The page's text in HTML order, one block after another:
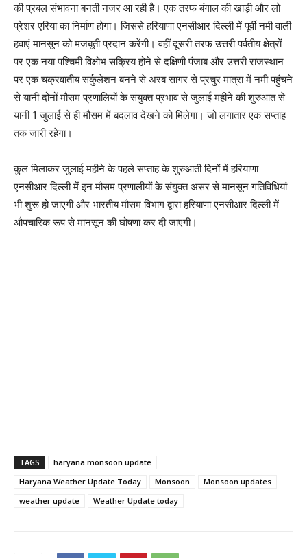
की प्रबल संभावना बनती नजर आ रही है। एक तरफ बंगाल की खाड़ी और लो
प्रेशर एरिया का निर्माण होगा। जिससे हरियाणा एनसीआर दिल्ली में पूर्वी नमी वाली
हवाएं मानसून को मजबूती प्रदान करेंगी। वहीं दूसरी तरफ उत्तरी पर्वतीय क्षेत्रों
पर एक नया पश्चिमी विक्षोभ सक्रिय होने से दक्षिणी पंजाब और उत्तरी राजस्थान
पर एक चक्रवातीय सर्कुलेशन बनने से अरब सागर से प्रचुर मात्रा में नमी पहुंचने
से यानी दोनों मौसम प्रणालियों के संयुक्त प्रभाव से जुलाई महीने की शुरुआत से
यानी 1 जुलाई से ही मौसम में बदलाव देखने को मिलेगा। जो लगातार एक सप्ताह
तक जारी रहेगा।
कुल मिलाकर जुलाई महीने के पहले सप्ताह के शुरुआती दिनों में हरियाणा
एनसीआर दिल्ली में इन मौसम प्रणालीयों के संयुक्त असर से मानसून गतिविधियां
भी शुरू हो जाएगी और भारतीय मौसम विभाग द्वारा हरियाणा एनसीआर दिल्ली में
औपचारिक रूप से मानसून की घोषणा कर दी जाएगी।
TAGS
haryana monsoon update
Haryana Weather Update Today
Monsoon
Monsoon updates
weather update
Weather Update today